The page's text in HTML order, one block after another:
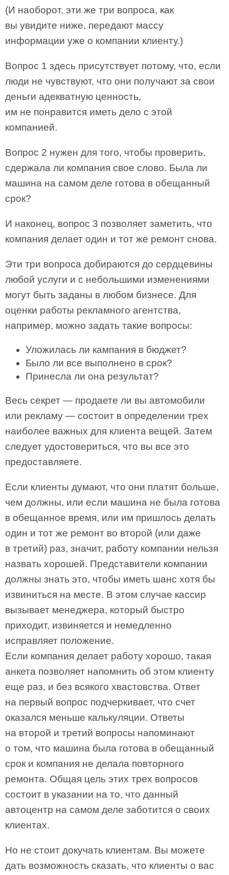
(И наоборот, эти же три вопроса, как
вы увидите ниже, передают массу
информации уже о компании клиенту.)
Вопрос 1 здесь присутствует потому, что, если
люди не чувствуют, что они получают за свои
деньги адекватную ценность,
им не понравится иметь дело с этой
компанией.
Вопрос 2 нужен для того, чтобы проверить,
сдержала ли компания свое слово. Была ли
машина на самом деле готова в обещанный
срок?
И наконец, вопрос 3 позволяет заметить, что
компания делает один и тот же ремонт снова.
Эти три вопроса добираются до сердцевины
любой услуги и с небольшими изменениями
могут быть заданы в любом бизнесе. Для
оценки работы рекламного агентства,
например, можно задать такие вопросы:
Уложилась ли кампания в бюджет?
Было ли все выполнено в срок?
Принесла ли она результат?
Весь секрет — продаете ли вы автомобили
или рекламу — состоит в определении трех
наиболее важных для клиента вещей. Затем
следует удостовериться, что вы все это
предоставляете.
Если клиенты думают, что они платят больше,
чем должны, или если машина не была готова
в обещанное время, или им пришлось делать
один и тот же ремонт во второй (или даже
в третий) раз, значит, работу компании нельзя
назвать хорошей. Представители компании
должны знать это, чтобы иметь шанс хотя бы
извиниться на месте. В этом случае кассир
вызывает менеджера, который быстро
приходит, извиняется и немедленно
исправляет положение.
Если компания делает работу хорошо, такая
анкета позволяет напомнить об этом клиенту
еще раз, и без всякого хвастовства. Ответ
на первый вопрос подчеркивает, что счет
оказался меньше калькуляции. Ответы
на второй и третий вопросы напоминают
о том, что машина была готова в обещанный
срок и компания не делала повторного
ремонта. Общая цель этих трех вопросов
состоит в указании на то, что данный
автоцентр на самом деле заботится о своих
клиентах.
Но не стоит докучать клиентам. Вы можете
дать возможность сказать, что клиенты о вас